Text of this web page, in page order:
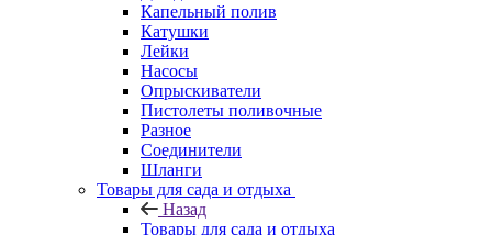
Капельный полив
Катушки
Лейки
Насосы
Опрыскиватели
Пистолеты поливочные
Разное
Соединители
Шланги
Товары для сада и отдыха
Назад
Товары для сада и отдыха